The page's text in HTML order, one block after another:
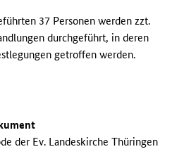
37 Personen werden zzt.
durchgeführt, in deren
getroffen werden.
der Ev. Landeskirche Thüringen